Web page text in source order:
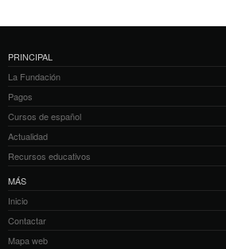
PRINCIPAL
La Fundación
Pagos
Cursos de español
Actualidad
Recursos educativos
MÁS
Inicio
Contactar
Mapa web